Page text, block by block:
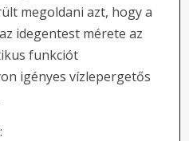
megoldani azt, hogy a
idegentest mérete az
funkciót
igényes vízlepergetős